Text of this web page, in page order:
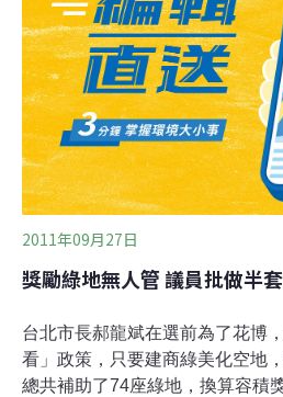
得最高10%的容積獎勵，全台北
坪土地，以一坪60萬換算，市府
均一個建商能獲得1.7億。議員批
萬成本，實在差距太大，儘管市
98年就終止申請，但議員擔心，
立刻拆掉原本的綠地，政策有瑕
勵金要經過重重審核，沒這麼
2011年09月27日
獎勵綠地無人管 議員批做半套
台北市長郝龍斌在選前為了花博
看」政策，只要建商綠美化空地
總共補助了74座綠地，換算容積